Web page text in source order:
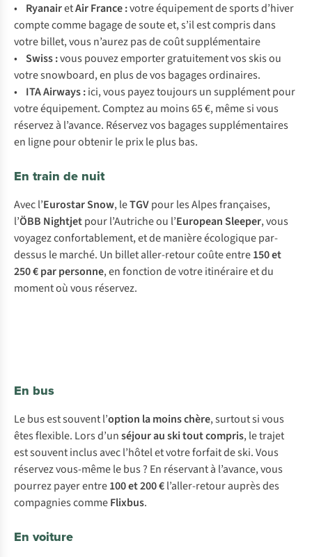
• RyanairetAir France:votre équipement de sports d’hiver
compte comme bagage de soute et, s’il est compris dans
votre billet, vous n’aurez pas de coût supplémentaire
• Swiss:vous pouvez emporter gratuitement vos skis ou
votre snowboard, en plus de vos bagages ordinaires.
• ITA Airways:ici, vous payez toujours un supplément pour
votre équipement. Comptez au moins 65 €, même si vous
réservez à l’avance. Réservez vos bagages supplémentaires
en ligne pour obtenir le prix le plus bas.
En train de nuit
Avec l’Eurostar Snow, leTGVpour les Alpes françaises,
l’ÖBB Nightjetpour l’Autriche ou l’European Sleeper, vous
voyagez confortablement, et de manière écologique par-
dessus le marché. Un billet aller-retour coûte entre150 et
250 € par personne, en fonction de votre itinéraire et du
moment où vous réservez.
En bus
Le bus est souvent l’option la moins chère, surtout si vous
êtes flexible. Lors d’unséjour au ski tout compris, le trajet
est souvent inclus avec l’hôtel et votre forfait de ski. Vous
réservez vous-même le bus ? En réservant à l’avance, vous
pourrez payer entre100 et 200 €l’aller-retour auprès des
compagnies commeFlixbus.
En voiture